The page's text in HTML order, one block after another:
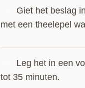
Giet het beslag
met een theelepel
Leg het in een
tot 35 minuten.